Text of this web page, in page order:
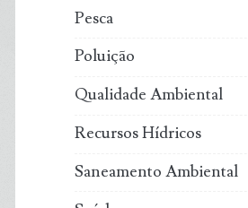
Pesca
Poluição
Qualidade Ambiental
Recursos Hídricos
Saneamento Ambiental